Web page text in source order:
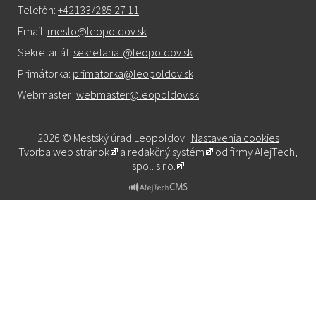
Telefón: +42133/285 27 11
Email: mesto@leopoldov.sk
Sekretariát: sekretariat@leopoldov.sk
Primátorka: primatorka@leopoldov.sk
Webmaster: webmaster@leopoldov.sk
2026 © Mestský úrad Leopoldov | Nastavenia cookies
Tvorba web stránok
a redakčný systém od firmyAlejTech,
spol. s r.o.